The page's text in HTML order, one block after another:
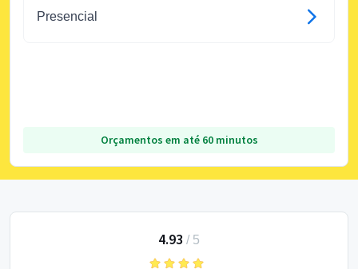
Presencial
Orçamentos em até 60 minutos
4.93 / 5